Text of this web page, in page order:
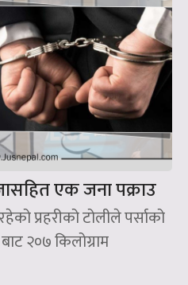
एक जना पक्राउ
प्रहरीको टोलीले पर्साको
२०७ किलोग्राम